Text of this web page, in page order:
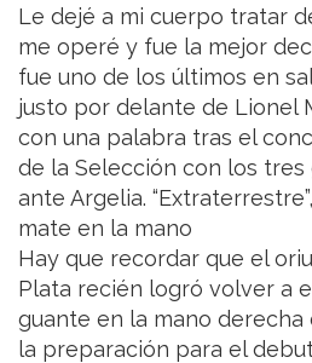
Le dejé a mi cuerpo tratar
me operé y fue la mejor
fue uno de los últimos en
justo por delante de Lionel
con una palabra tras el
de la Selección con los
ante Argelia.
mate en la mano
Hay que recordar que el
Plata recién logró volver a
guante en la mano derecha
la preparación para el